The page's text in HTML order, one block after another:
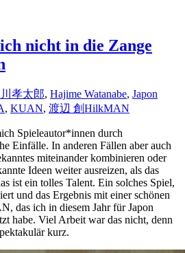
1)
–
itten
nicht in die Zange
川孝太郎, Hajime Watanabe, Japon
, KUAN, 渡辺 創HilkMAN
Spieleautor*innen durch
Einfälle. In anderen Fällen aber auch
miteinander kombinieren oder
Ideen weiter ausreizen, als das
ist ein tolles Talent. Ein solches Spiel,
und das Ergebnis mit einer schönen
das ich in diesem Jahr für Japon
habe. Viel Arbeit war das nicht, denn
kurz.